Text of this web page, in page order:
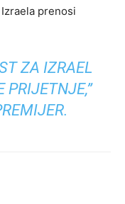
prenosi
ZA IZRAEL
PRIJETNJE,”